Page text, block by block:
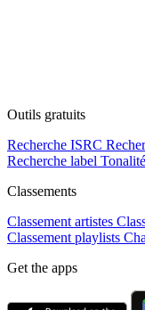
Outils gratuits
Recherche ISRC
Recherche label
Classements
Classement artistes
Classement playlists
Get the apps